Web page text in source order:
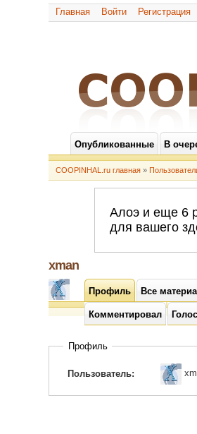
Главная Войти Регистрация
Опубликованные В
COOPINHAL.ru главная »
xman
Профиль Все
Комментировал
Профиль
Пользователь: